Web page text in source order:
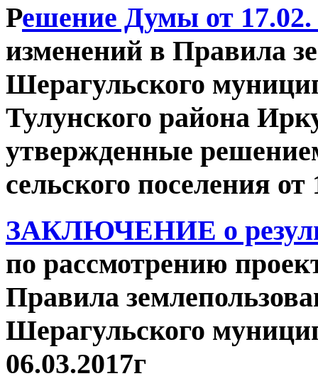
Решение Думы от
изменений в Правила
Шерагульского
Тулунского района
утвержденные
сельского поселения
ЗАКЛЮЧЕНИЕ о
по рассмотрению
Правила
Шерагульского
06.03.2017г